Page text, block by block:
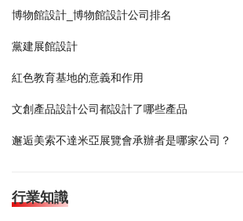
博物館設計_博物館設計公司排名
黨建展館設計
紅色教育基地的意義和作用
文創產品設計公司都設計了哪些產品
邂逅美索不達米亞展覽會承辦者是哪家公司？
行業知識